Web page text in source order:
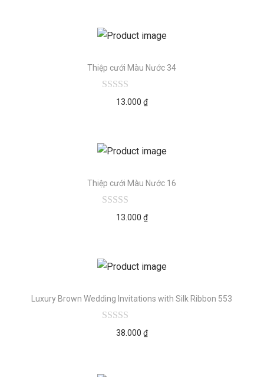
Thiệp cưới Màu Nước 34
13.000 ₫
Thiệp cưới Màu Nước 16
13.000 ₫
Luxury Brown Wedding Invitations with Silk Ribbon 553
38.000 ₫